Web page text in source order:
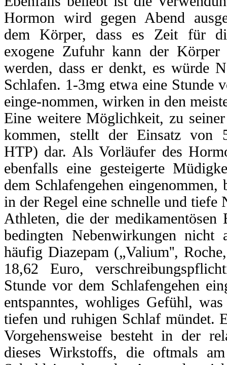
Hormon wird gegen Abend
dem Körper, dass es Zeit für
exogene Zufuhr kann der Körper
werden, dass er denkt, es würde
Schlafen. 1-3mg etwa eine Stunde
einge-nommen, wirken in den
Eine weitere Möglichkeit, zu
kommen, stellt der Einsatz von
HTP) dar. Als Vorläufer des
ebenfalls eine gesteigerte
dem Schlafengehen eingenommen,
in der Regel eine schnelle und tiefe
Athleten, die der medikamentösen
bedingten Nebenwirkungen nicht
häufig Diazepam („Valium'',
18,62 Euro,
Stunde vor dem Schlafengehen
entspanntes, wohliges Gefühl,
tiefen und ruhigen Schlaf mündet.
Vorgehensweise besteht in der
dieses Wirkstoffs, die oftmals